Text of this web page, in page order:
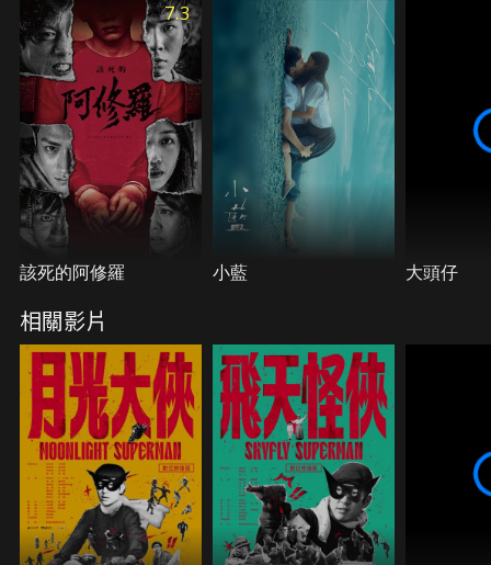
7.3
該死的阿修羅 小藍 大頭仔
相關影片